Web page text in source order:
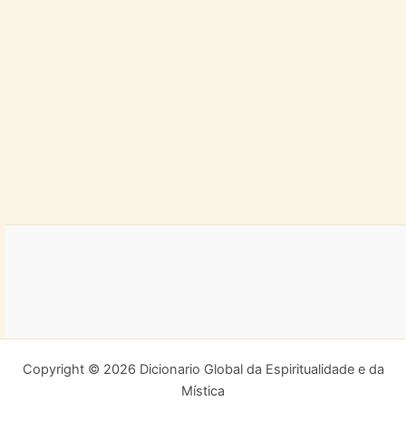
Copyright © 2026 Dicionario Global da Espiritualidade e da
Mística